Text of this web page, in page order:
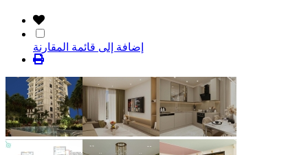
إضافة إلى قائمة المقارنة